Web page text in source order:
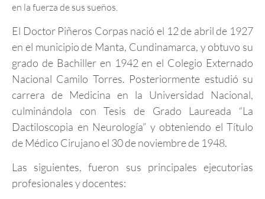
en la fuerza de sus sueños.
El Doctor Piñeros Corpas nació el 12 de abril de 1927
en el municipio de Manta, Cundinamarca, y obtuvo su
grado de Bachiller en 1942 en el Colegio Externado
Nacional Camilo Torres. Posteriormente estudió su
carrera de Medicina en la Universidad Nacional,
culminándola con Tesis de Grado Laureada “La
Dactiloscopia en Neurología” y obteniendo el Título
de Médico Cirujano el 30 de noviembre de 1948.
Las siguientes, fueron sus principales ejecutorias
profesionales y docentes: